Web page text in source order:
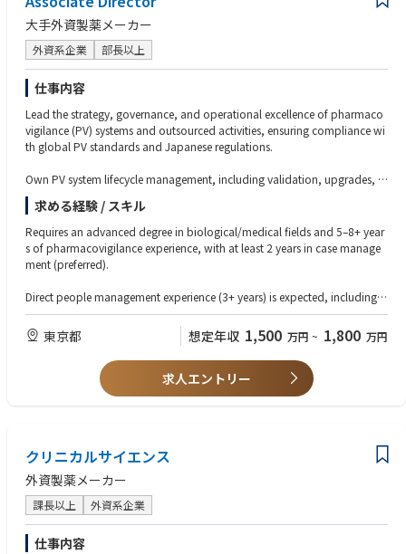
大手外資製薬メーカー
外資系企業 部長以上
仕事内容
Lead the strategy, governance, and operational excellence of pharmaco
vigilance (PV) systems and outsourced activities, ensuring compliance wi
th global PV standards and Japanese regulations.
Own PV system lifecycle management, including validation, upgrades, c
hange control, data integrity, inspection readiness, and technical owners
hip of safety data migration/transfer.
Manage PV vendors end-to-end—selection, onboarding, oversight, perfo
rmance monitoring (KPIs/SLAs), escalation handling, and outsourcing b
udget/resource planning.
Drive operational excellence by optimizing PV workflows using technolo
gy tools (e.g., AI/automation), ensuring timely and compliant ICSR repor
ting, and supporting audits/inspections with CAPA implementation.
Provide leadership for a team of system and vendor management profes
sionals, mentor and develop talent, and collaborate cross-functionally
求める経験 / スキル
Requires an advanced degree in biological/medical fields and 5–8+ year
s of pharmacovigilance experience, with at least 2 years in case manage
ment (preferred).
Direct people management experience (3+ years) is expected, including le
ading and developing a PV systems/vendor management team.
Strong hands-on knowledge of PV systems (e.g., safety databases/tools)
and vendor management capabilities are essential.
Must have in-depth understanding of PV regulations and guidelines (e.g.,
Needs highly effective communication skills in Japanese (written/oral/int
erpersonal) and Business-level English, with proven ability to think strate
gically, lead change, and build teams; preferred experience includes glo
bal/matrix work, system transformation projects, digital/automation to
ols, vendor transition, and ICSR management.
東京都 想定年収 1,500 万円 ~ 1,800 万円
求人エントリー
クリニカルサイエンス
外資製薬メーカー
課長以上 外資系企業
仕事内容